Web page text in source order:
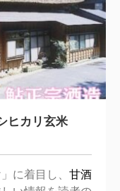
ヒカリ玄米
に着目し、 甘酒